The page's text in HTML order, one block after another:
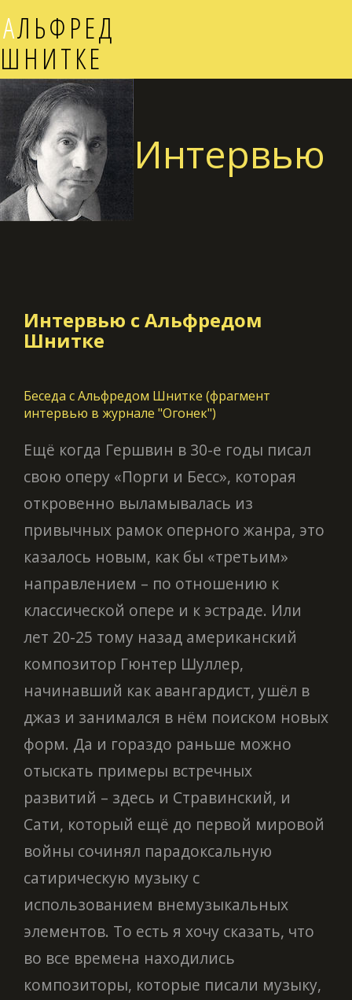
АЛЬФРЕД
ШНИТКЕ
Интервью
Интервью с Альфредом
Шнитке
Беседа с Альфредом Шнитке (фрагмент
интервью в журнале "Огонек")
Ещё когда Гершвин в 30-е годы писал
свою оперу «Порги и Бесс», которая
откровенно выламывалась из
привычных рамок оперного жанра, это
казалось новым, как бы «третьим»
направлением – по отношению к
классической опере и к эстраде. Или
лет 20-25 тому назад американский
композитор Гюнтер Шуллер,
начинавший как авангардист, ушёл в
джаз и занимался в нём поиском новых
форм. Да и гораздо раньше можно
отыскать примеры встречных
развитий – здесь и Стравинский, и
Сати, который ещё до первой мировой
войны сочинял парадоксальную
сатирическую музыку с
использованием внемузыкальных
элементов. То есть я хочу сказать, что
во все времена находились
композиторы, которые писали музыку,